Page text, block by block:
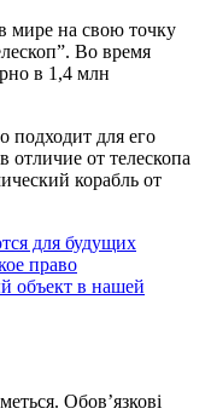
мире на свою точку
Во время
в 1,4 млн
подходит для его
отличие от телескопа
корабль от
для будущих
право
объект в нашей
Обов’язкові